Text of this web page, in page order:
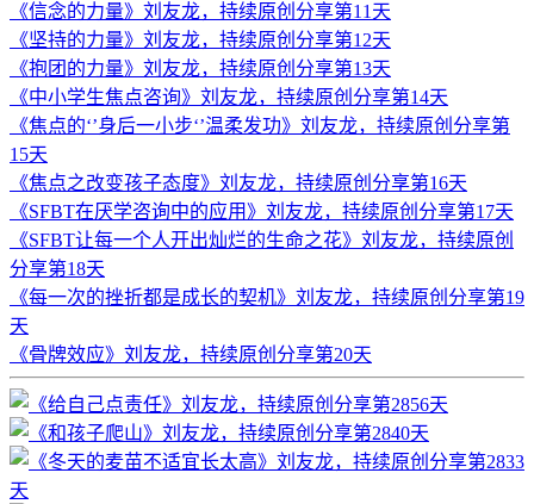
《信念的力量》刘友龙，持续原创分享第11天
《坚持的力量》刘友龙，持续原创分享第12天
《抱团的力量》刘友龙，持续原创分享第13天
《中小学生焦点咨询》刘友龙，持续原创分享第14天
《焦点的‘’身后一小步‘’温柔发功》刘友龙，持续原创分享第
15天
《焦点之改变孩子态度》刘友龙，持续原创分享第16天
《SFBT在厌学咨询中的应用》刘友龙，持续原创分享第17天
《SFBT让每一个人开出灿烂的生命之花》刘友龙，持续原创
分享第18天
《每一次的挫折都是成长的契机》刘友龙，持续原创分享第19
天
《骨牌效应》刘友龙，持续原创分享第20天